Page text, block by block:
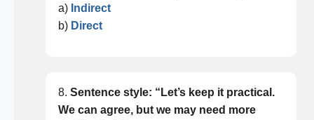
a) Indirect
b) Direct
8. Sentence style: “Let’s keep it practical.
We can agree, but we may need more